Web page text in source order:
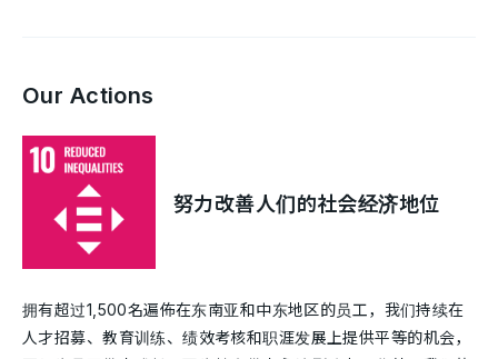
Our Actions
努力改善人们的社会经济地位
拥有超过1,500名遍佈在东南亚和中东地区的员工，我们持续在
人才招募、教育训练、绩效考核和职涯发展上提供平等的机会，